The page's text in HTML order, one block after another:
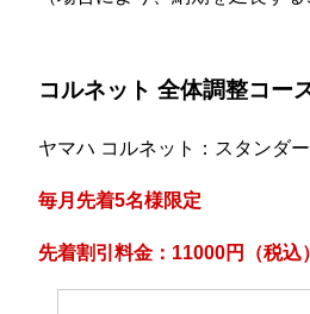
コルネット 全体調整コー
ヤマハ コルネット：スタンダ
毎月先着5名様限定
先着割引料金：11000円（税込）